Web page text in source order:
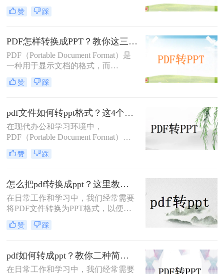
于更好地展示和编辑内容。
PDF（Portable Document Format）因
用，但PPT（PowerPoint）则因其动态
演示功能而备受青睐。那么pdf怎么转
换成ppt呢？本文将介绍三种将PDF转
换为PPT的高效方法，帮助您轻松完
成格式转换。
赞 踩
PDF怎样转换成PPT？教你这三种转换方法！
PDF（Portable Document Format）是
一种用于显示文档的格式，而
PPT（PowerPoint）是一种用于演示的
文件格式。PDF文件常用于保存文档
文件转换为PPT格式以便于制作演示
文稿。那么PDF怎样转换成PPT呢？
在本文中，我们将介绍三种方法，以
帮助您将PDF文件转换为PPT文件。
赞 踩
pdf文件如何转ppt格式？这4个方法请收好！方便又好用！
在现代办公和学习环境中，
PDF（Portable Document Format）因
其出色的跨平台兼容性和保持文档格
式不变的能力而广受欢迎。然而，在
件中的内容转换成PPT（PowerPoint
Presentation）格式，以便进行演示或
进一步编辑。那么pdf文件如何转ppt
格式呢？本文将详细介绍几种将PDF
文件转换为PPT格式的有效方法，帮
助您轻松应对这一需求。
赞 踩
怎么把pdf转换成ppt？这里教你这四种方法！
在日常工作和学习中，我们经常需要
将PDF文件转换为PPT格式，以便更
好地进行演示和编辑。那么怎么把
PDF转换成PPT呢？以下将介绍三种
PDF到PPT的转换。
赞 踩
pdf如何转成ppt？教你二种简单实用的转换方法!
在日常工作和学习中，我们经常需要